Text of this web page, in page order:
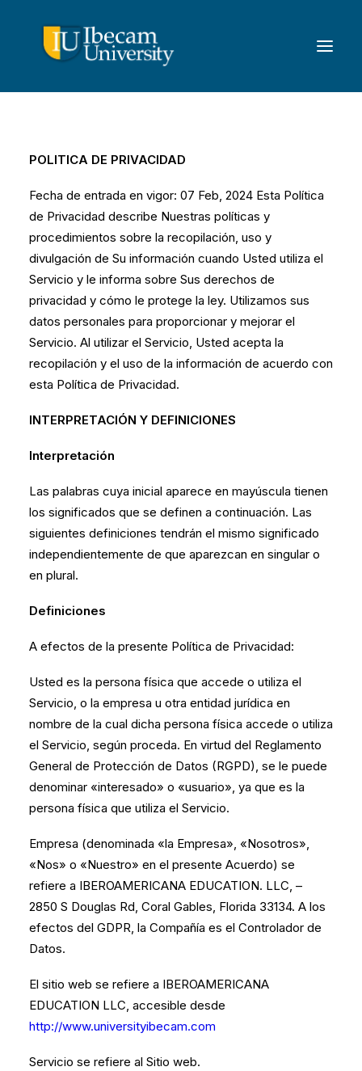
POLITICA DE PRIVACIDAD
Fecha de entrada en vigor: 07 Feb, 2024 Esta Política
de Privacidad describe Nuestras políticas y
procedimientos sobre la recopilación, uso y
divulgación de Su información cuando Usted utiliza el
Servicio y le informa sobre Sus derechos de
privacidad y cómo le protege la ley. Utilizamos sus
datos personales para proporcionar y mejorar el
Servicio. Al utilizar el Servicio, Usted acepta la
recopilación y el uso de la información de acuerdo con
esta Política de Privacidad.
INTERPRETACIÓN Y DEFINICIONES
Interpretación
Las palabras cuya inicial aparece en mayúscula tienen
los significados que se definen a continuación. Las
siguientes definiciones tendrán el mismo significado
independientemente de que aparezcan en singular o
en plural.
Definiciones
A efectos de la presente Política de Privacidad:
Usted es la persona física que accede o utiliza el
Servicio, o la empresa u otra entidad jurídica en
nombre de la cual dicha persona física accede o utiliza
el Servicio, según proceda. En virtud del Reglamento
General de Protección de Datos (RGPD), se le puede
denominar «interesado» o «usuario», ya que es la
persona física que utiliza el Servicio.
Empresa (denominada «la Empresa», «Nosotros»,
«Nos» o «Nuestro» en el presente Acuerdo) se
refiere a IBEROAMERICANA EDUCATION. LLC, –
2850 S Douglas Rd, Coral Gables, Florida 33134. A los
efectos del GDPR, la Compañía es el Controlador de
Datos.
El sitio web se refiere a IBEROAMERICANA
EDUCATION LLC, accesible desde
http://www.universityibecam.com
Servicio se refiere al Sitio web.